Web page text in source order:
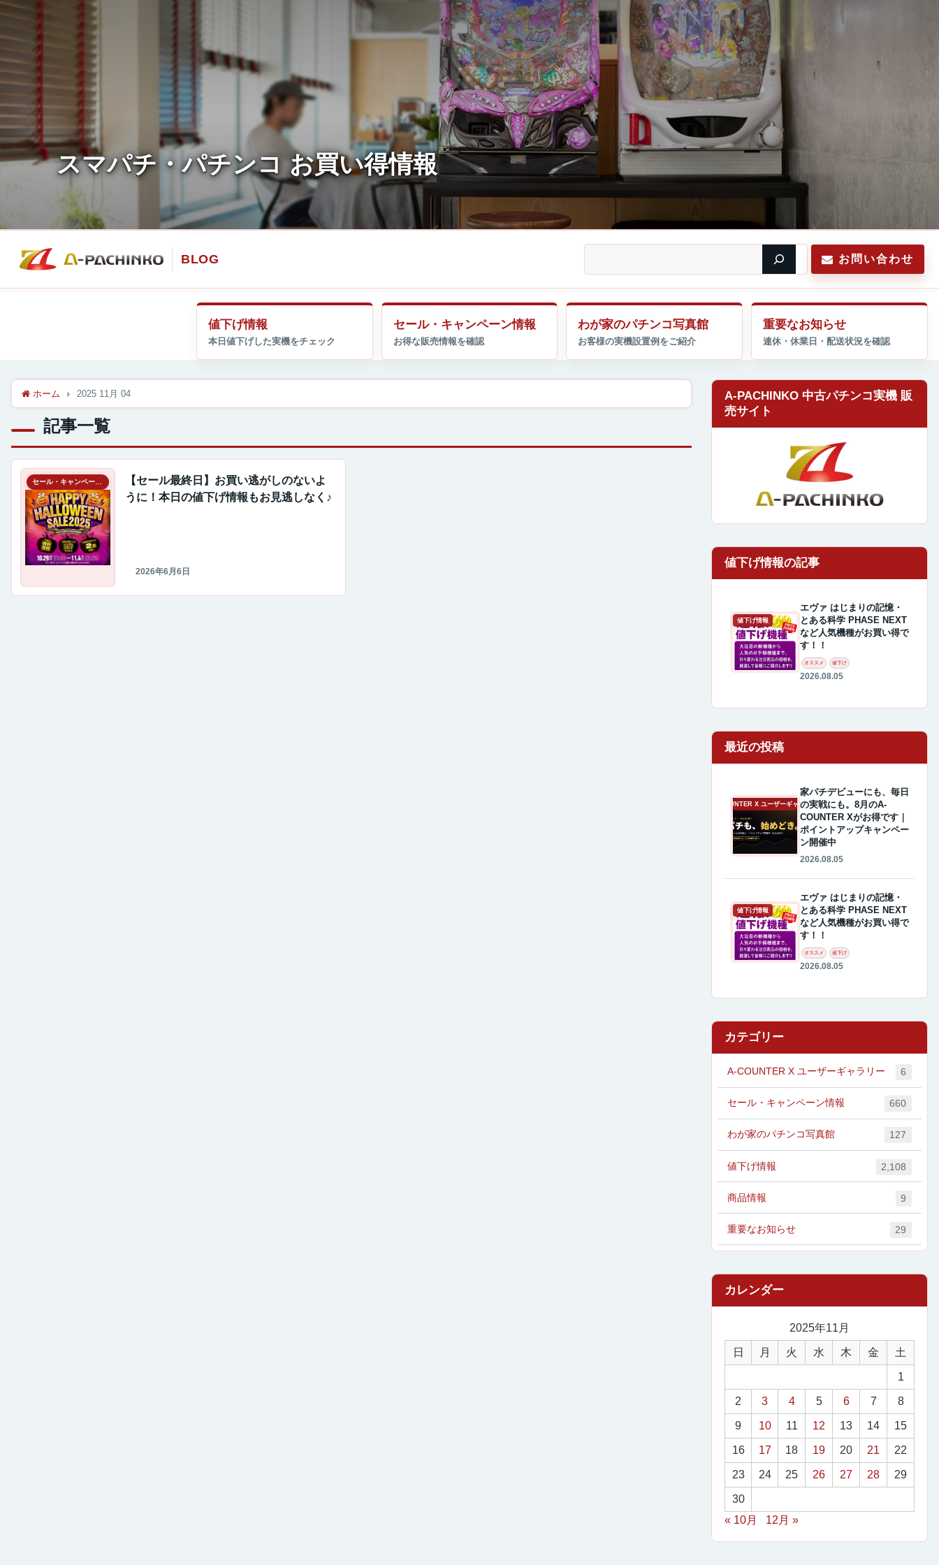
お問い合わせ
値下げ情報 セール・キャンペーン情報 わが家のパチンコ写真館 重要なお知らせ
ホーム 2025 11月 04
記事一覧
【セール最終日】お買い逃がしのないよ
うに！本日の値下げ情報もお見逃しなく♪
2026年6月6日
A-PACHINKO 中古パチンコ実機 販
売サイト
値下げ情報
エヴァ はじまりの記憶・
とある科学 PHASE NEXT
など人気機種がお買い得で
す！！
オススメ 値下げ
2026.08.05
最近の投稿
A-COUNTER X ユーザーギャラリー
家パチデビューにも、毎日
の実戦にも。8月のA-
COUNTER Xがお得です｜
ポイントアップキャンペー
ン開催中
2026.08.05
値下げ情報
エヴァ はじまりの記憶・
とある科学 PHASE NEXT
など人気機種がお買い得で
す！！
オススメ 値下げ
2026.08.05
カテゴリー
A-COUNTER X ユーザーギャラリー 6
セール・キャンペーン情報 660
わが家のパチンコ写真館 127
値下げ情報 2,108
商品情報 9
重要なお知らせ 29
2025年11月
日 月 火 水 木 金 土
1
2 3 4 5 6 7 8
9 10 11 12 13 14 15
16 17 18 19 20 21 22
23 24 25 26 27 28 29
30
« 10月
12月 »